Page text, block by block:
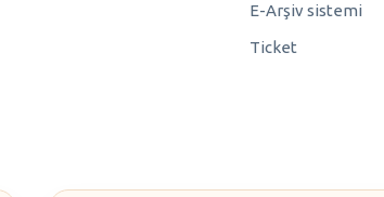
E-Arşiv sistemi
Ticket